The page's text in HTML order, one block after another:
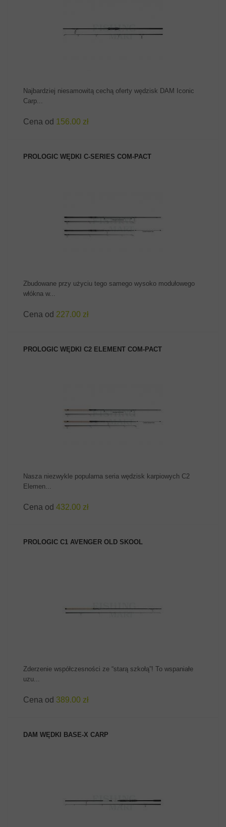
Najbardziej niesamowitą cechą oferty wędzisk DAM Iconic
Carp...
Cena od 156.00 zł
PROLOGIC WĘDKI C-SERIES COM-PACT
Zbudowane przy użyciu tego samego wysoko modułowego
włókna w...
Cena od 227.00 zł
PROLOGIC WĘDKI C2 ELEMENT COM-PACT
Nasza niezwykle popularna seria wędzisk karpiowych C2
Elemen...
Cena od 432.00 zł
PROLOGIC C1 AVENGER OLD SKOOL
Zderzenie współczesności ze “starą szkołą”! To wspaniałe
uzu...
Cena od 389.00 zł
DAM WĘDKI BASE-X CARP